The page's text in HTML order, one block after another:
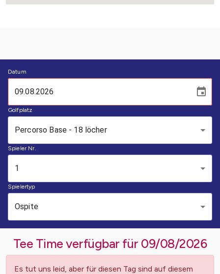
Datum
Golfplatz
Percorso Base - 18 löcher
Spieler Nr.
1
Spielertyp
Ospite
Tee Time verfügbar für 09/08/2026
Es tut uns leid, aber für diesen Tag sind auf diesem